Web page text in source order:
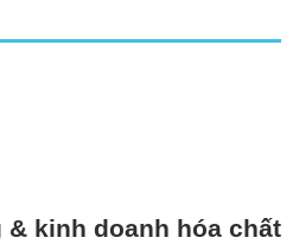
kinh doanh hóa chất